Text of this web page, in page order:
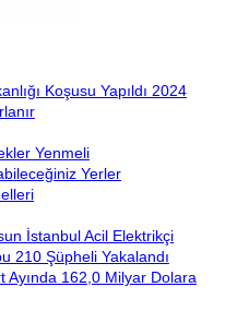
Koşusu Yapıldı 2024
Yenmeli
Yerler
İstanbul Acil Elektrikçi
210 Şüpheli Yakalandı
Ayında 162,0 Milyar Dolara